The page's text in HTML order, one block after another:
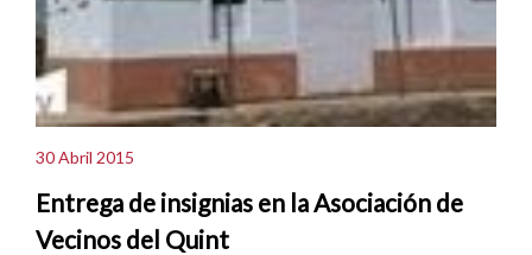
30 Abril 2015
Entrega de insignias en la Asociación de
Vecinos del Quint